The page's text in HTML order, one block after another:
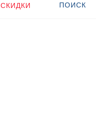
CКИДКИ ПОИСК